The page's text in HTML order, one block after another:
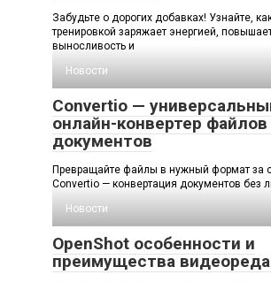
Забудьте о дорогих добавках! Узнайте,
тренировкой заряжает энергией,
выносливость и
Новости
Convertio —
онлайн-конвертер файлов
документов
Превращайте файлы в нужный формат за
Convertio — конвертация документов без
Новости
OpenShot особенности и
преимущества